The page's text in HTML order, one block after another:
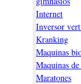
Internet
Inversor
Kranking
Maquinas
Maquinas
Maratones